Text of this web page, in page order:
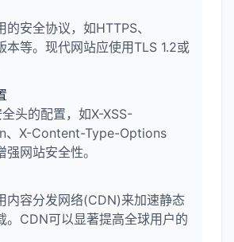
的安全协议，如HTTPS、
本等。现代网站应使用TLS 1.2或
头的配置，如X-XSS-
、X-Content-Type-Options
网站安全性。
内容分发网络(CDN)来加速静态
。CDN可以显著提高全球用户的